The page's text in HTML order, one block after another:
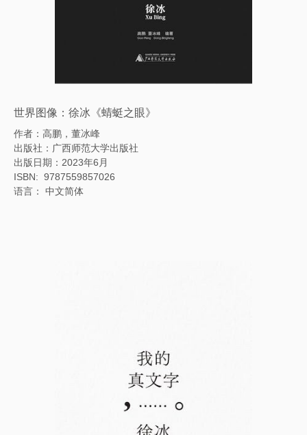
世界图像：徐冰《蜻蜓之眼》
作者：高鹏，董冰峰
出版社：广西师范大学出版社
出版日期：2023年6月
ISBN: ‎ 9787559857026
语言： 中文简体